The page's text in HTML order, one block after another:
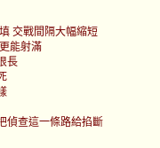
交戰間隔大幅縮短
能射滿
長
偵查這一條路給掐斷